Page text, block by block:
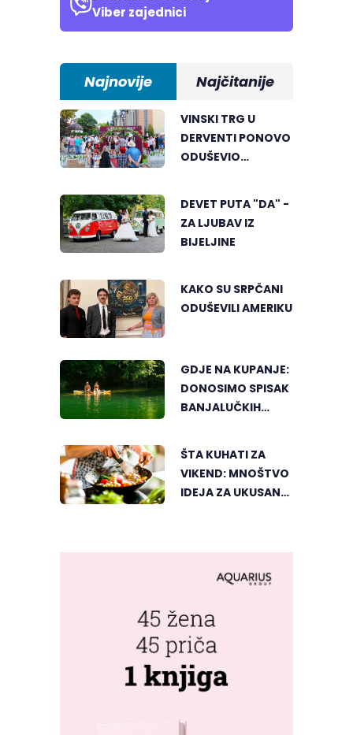
Viber zajednici
Najnovije Najčitanije
VINSKI TRG U
DERVENTI PONOVO
ODUŠEVIO
DEVET PUTA "DA" -
ZA LJUBAV IZ
BIJELJINE
KAKO SU SRPČANI
ODUŠEVILI AMERIKU
GDJE NA KUPANJE:
DONOSIMO SPISAK
BANJALUČKIH
OSVJEŽENJE
TEKOM LJETNIH
ŠTA KUHATI ZA
VIKEND: MNOŠTVO
IDEJA ZA UKUSAN